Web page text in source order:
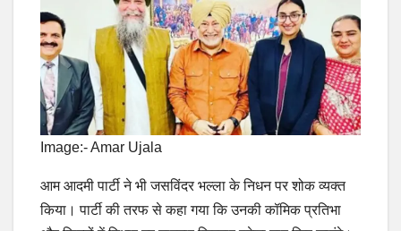
Image:- Amar Ujala
आम आदमी पार्टी ने भी जसविंदर भल्ला के निधन पर शोक व्यक्त
किया। पार्टी की तरफ से कहा गया कि उनकी कॉमिक प्रतिभा